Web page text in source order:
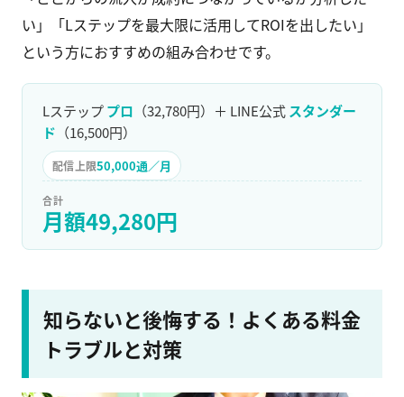
い」「Lステップを最大限に活用してROIを出したい」
という方におすすめの組み合わせです。
Lステッププロ （32,780円）＋ LINE公式 スタンダー
ド （16,500円）
配信上限50,000通／月
合計
月額49,280円
知らないと後悔する！よくある料金
トラブルと対策